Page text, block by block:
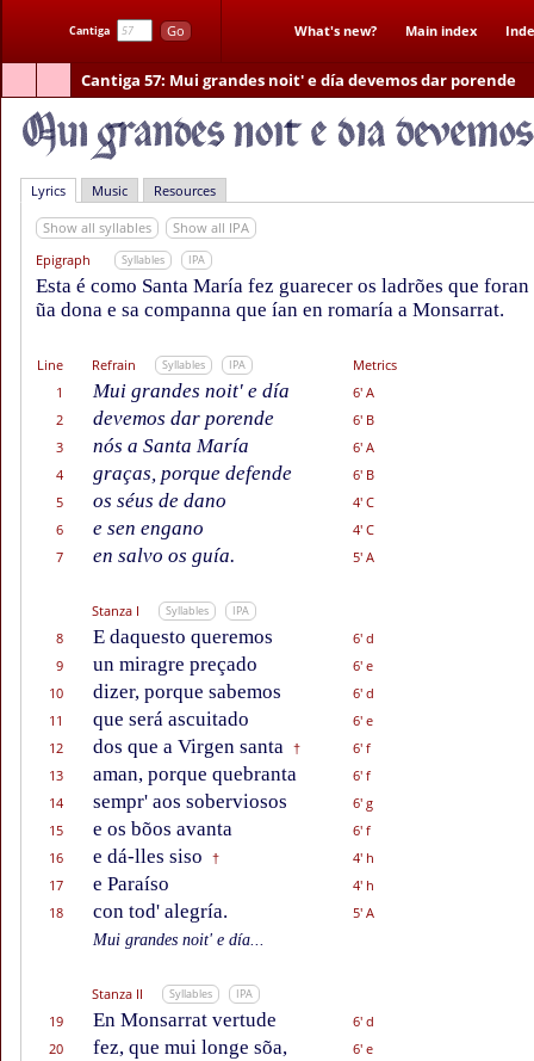
Cantiga Go What's new? Main index
Cantiga 57: Mui grandes noit' e día devemos dar porende
Lyrics Music Resources
Show all syllables
Show all IPA
Epigraph
Syllables IPA
Esta é como Santa María fez guarecer os ladrões que
ũa dona e sa companna que ían en romaría a Monsarrat.
Line Refrain Syllables IPA
Metrics
1
Mui grandes noit' e día
6' A
2
devemos dar porende
6' B
3
nós a Santa María
6' A
4
graças, porque defende
6' B
5
os séus de dano
4' C
6
e sen engano
4' C
7
en salvo os guía. 5' A
Stanza I Syllables IPA
8 E daquesto queremos
6' d
9
un miragre preçado
6' e
10
dizer, porque sabemos
6' d
11
que será ascuitado
6' e
12
dos que a Virgen santa †
6' f
13
aman, porque quebranta
6' f
14
sempr' aos soberviosos
6' g
15
e os bõos avanta
6' f
16
e dá-lles siso †
4' h
17
e Paraíso
4' h
18
con tod' alegría.
5' A
Mui grandes noit' e día...
Stanza II Syllables IPA
19 En Monsarrat vertude
6' d
20
fez, que mui longe sõa,
6' e